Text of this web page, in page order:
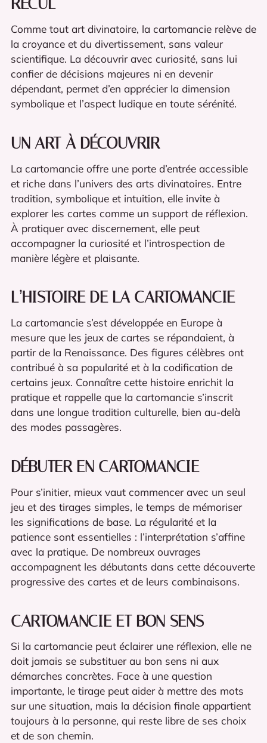
Comme tout art divinatoire, la cartomancie relève de
la croyance et du divertissement, sans valeur
scientifique. La découvrir avec curiosité, sans lui
confier de décisions majeures ni en devenir
dépendant, permet d’en apprécier la dimension
symbolique et l’aspect ludique en toute sérénité.
UN ART À DÉCOUVRIR
La cartomancie offre une porte d’entrée accessible
et riche dans l’univers des arts divinatoires. Entre
tradition, symbolique et intuition, elle invite à
explorer les cartes comme un support de réflexion.
À pratiquer avec discernement, elle peut
accompagner la curiosité et l’introspection de
manière légère et plaisante.
L’HISTOIRE DE LA CARTOMANCIE
La cartomancie s’est développée en Europe à
mesure que les jeux de cartes se répandaient, à
partir de la Renaissance. Des figures célèbres ont
contribué à sa popularité et à la codification de
certains jeux. Connaître cette histoire enrichit la
pratique et rappelle que la cartomancie s’inscrit
dans une longue tradition culturelle, bien au-delà
des modes passagères.
DÉBUTER EN CARTOMANCIE
Pour s’initier, mieux vaut commencer avec un seul
jeu et des tirages simples, le temps de mémoriser
les significations de base. La régularité et la
patience sont essentielles : l’interprétation s’affine
avec la pratique. De nombreux ouvrages
accompagnent les débutants dans cette découverte
progressive des cartes et de leurs combinaisons.
CARTOMANCIE ET BON SENS
Si la cartomancie peut éclairer une réflexion, elle ne
doit jamais se substituer au bon sens ni aux
démarches concrètes. Face à une question
importante, le tirage peut aider à mettre des mots
sur une situation, mais la décision finale appartient
toujours à la personne, qui reste libre de ses choix
et de son chemin.